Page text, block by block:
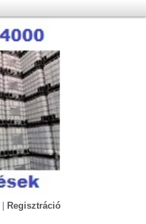
Regisztráció